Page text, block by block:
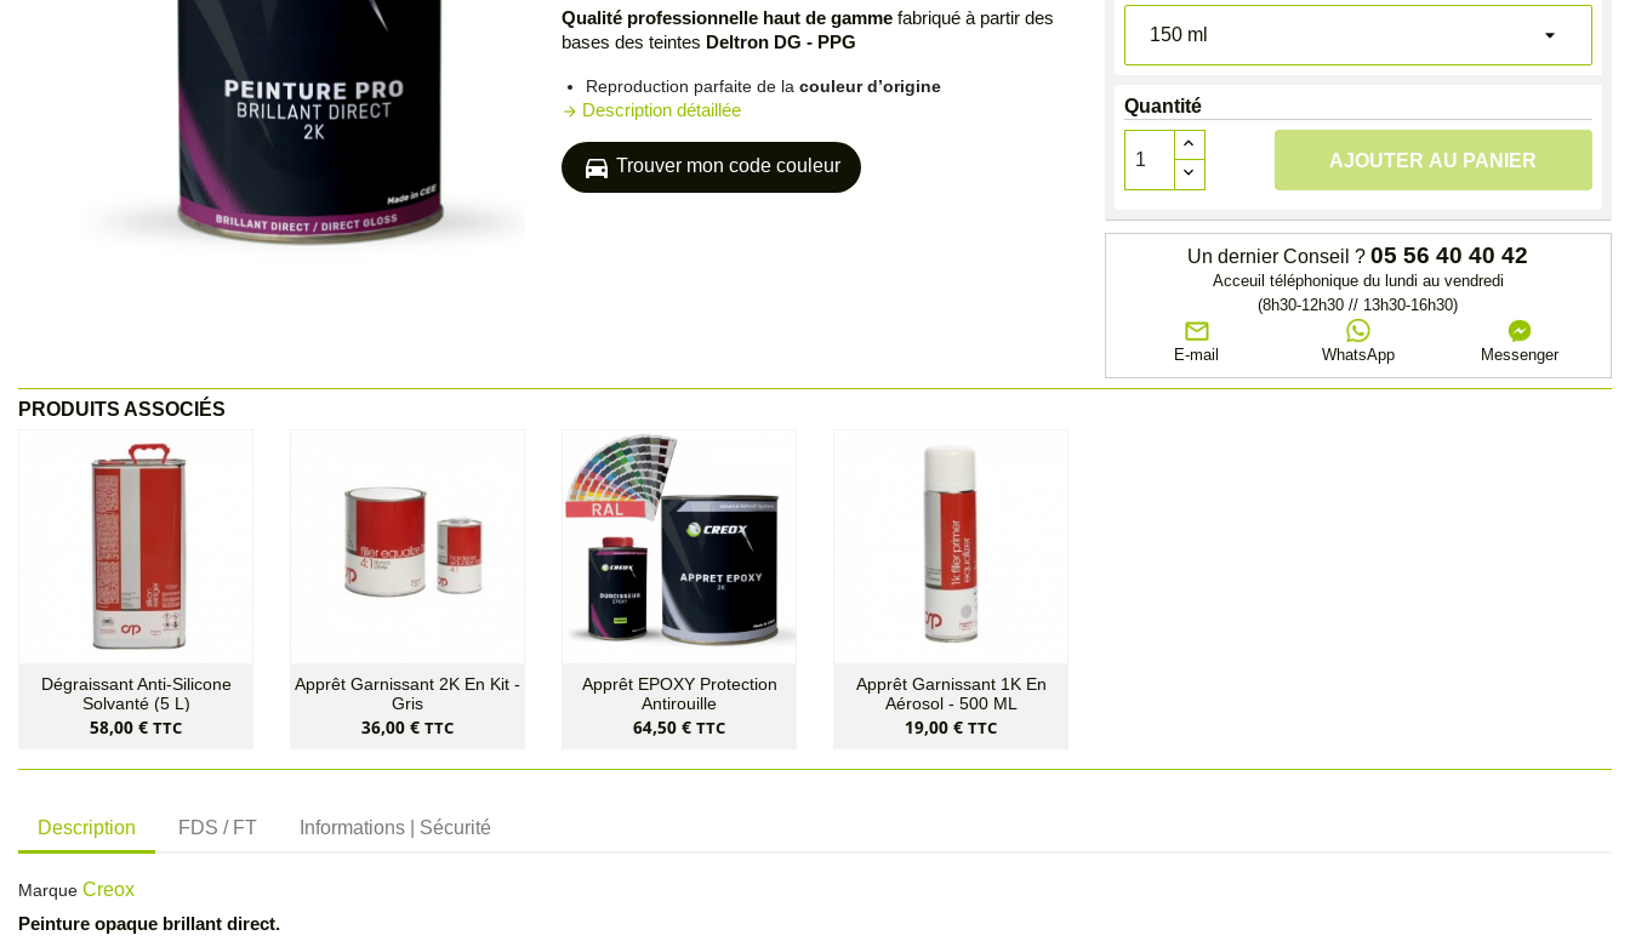
Qualité professionnelle haut de gammefabriqué à partir des
bases des teintes Deltron DG - PPG
Reproduction parfaite de la couleur d’origine
arrow_forward Description détaillée
directions_car Trouver mon code couleur
Quantité
AJOUTER AU PANIER
Un dernier Conseil ? 05 56 40 40 42
Acceuil téléphonique du lundi au vendredi
(8h30-12h30 // 13h30-16h30)
E-mail WhatsApp Messenger
PRODUITS ASSOCIÉS
Dégraissant Anti-Silicone
Solvanté (5 L)
Prix
58,00 € TTC
Apprêt Garnissant 2K En Kit -
Gris
Prix
36,00 € TTC
Apprêt EPOXY Protection
Antirouille
Prix
64,50 € TTC
Apprêt Garnissant 1K En
Aérosol - 500 ML
Prix
19,00 € TTC
Description FDS / FT Informations | Sécurité
Marque Creox
Peinture opaque brillant direct.